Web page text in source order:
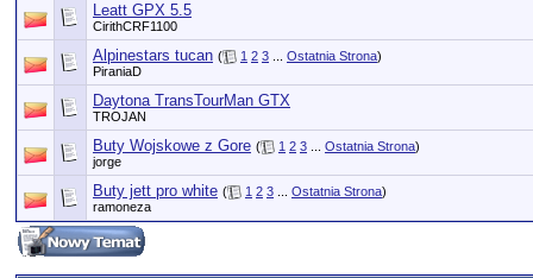
Leatt GPX 5.5
CirithCRF1100
Alpinestars tucan ( 1 2 3 Ostatnia Strona)
PiraniaD
Daytona TransTourMan GTX
TROJAN
Buty Wojskowe z Gore ( 1 2 3 Ostatnia Strona)
jorge
Buty jett pro white ( 1 2 3 Ostatnia Strona)
ramoneza